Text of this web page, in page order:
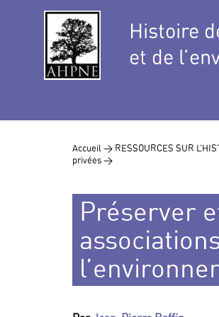
Histoire
et de
Accueil > RESSOURCES SUR
privées >
Préserver